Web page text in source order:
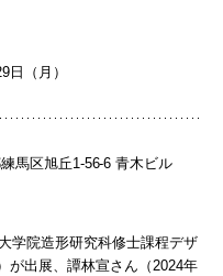
（月）
馬区旭丘1-56-6 青木ビル
学院造形研究科修士課程デザ
が出展、譚林宣さん（2024年